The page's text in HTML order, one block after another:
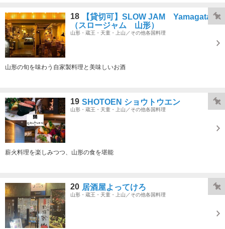
18
【貸切可】SLOW JAM Yamagata
（スロージャム 山形）
山形・蔵王・天童・上山／その他各国料理
山形の旬を味わう自家製料理と美味しいお酒
19 SHOTOEN ショウトウエン
山形・蔵王・天童・上山／その他各国料理
薪火料理を楽しみつつ、山形の食を堪能
20 居酒屋よってけろ
山形・蔵王・天童・上山／その他各国料理